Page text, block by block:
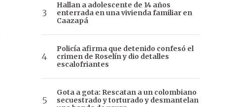
Hallan a adolescente de 14 años
enterrada en una vivienda familiar en
Caazapá
Policía afirma que detenido confesó el
crimen de Roselín y dio detalles
escalofriantes
Gota a gota: Rescatan a un colombiano
secuestrado y torturado y desmantelan